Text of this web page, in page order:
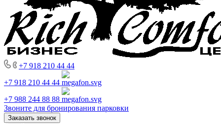
+7 918 210 44 44
+7 918 210 44 44
+7 988 244 88 88
Звоните для бронирования парковки
Заказать звонок